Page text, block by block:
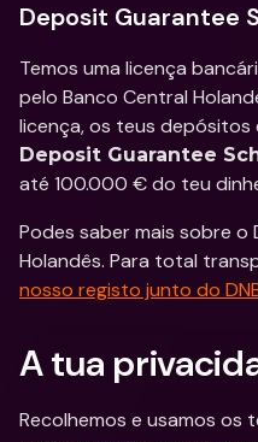
Deposit Guarantee
Temos uma licença
pelo Banco Central
Deposit Guarantee
até 100.000 € do teu
Podes saber mais sobre o
Holandês. Para total
nosso registo junto do
A tua
Recolhemos e usamos os